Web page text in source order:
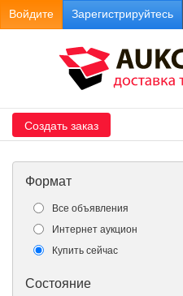
Войдите Зарегистрируйтесь
Создать заказ
Формат
Все объявления
Интернет аукцион
Купить сейчас
Состояние